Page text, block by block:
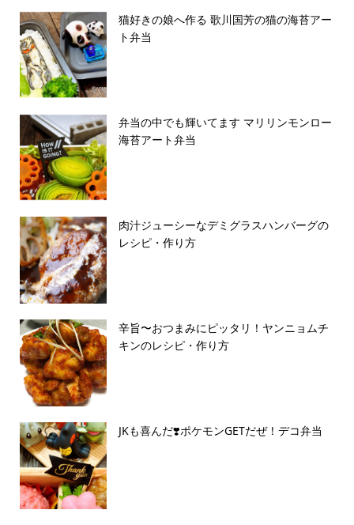
猫好きの娘へ作る 歌川国芳の猫の海苔アー
ト弁当
弁当の中でも輝いてます マリリンモンロー
海苔アート弁当
肉汁ジューシーなデミグラスハンバーグの
レシピ・作り方
辛旨〜おつまみにピッタリ！ヤンニョムチ
キンのレシピ・作り方
JKも喜んだ❣️ポケモンGETだぜ！デコ弁当